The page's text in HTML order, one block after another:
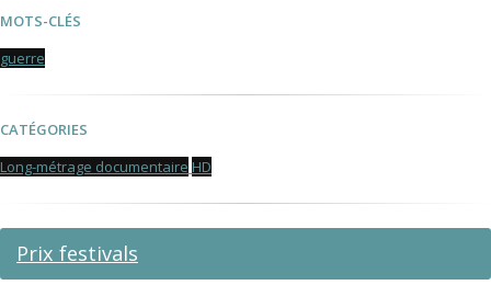
MOTS-CLÉS
guerre
CATÉGORIES
Long-métrage documentaire HD
Prix festivals